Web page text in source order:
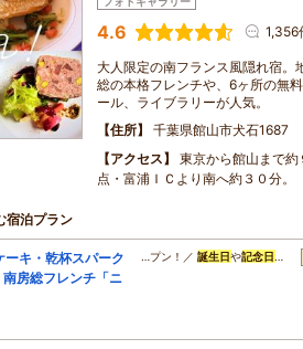
4.6 1,356
大人限定の南フランス風隠れ宿。
総の本格フレンチや、6ヶ所の無
ール、ライブラリーが人気。
住所
千葉県館山市犬石1687
アクセス
東京から館山まで
点・富浦ＩＣより南へ約３０分。
宿泊プラン
キ・乾杯スパーク
房総フレンチ「ニ
…プン！／誕生日や記念日 …